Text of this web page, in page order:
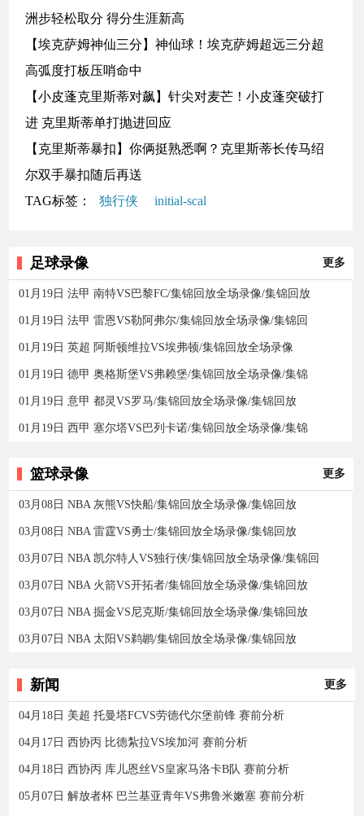
洲步轻松取分 得分生涯新高
【埃克萨姆神仙三分】神仙球！埃克萨姆超远三分超
高弧度打板压哨命中
【小皮蓬克里斯蒂对飙】针尖对麦芒！小皮蓬突破打
进 克里斯蒂单打抛进回应
【克里斯蒂暴扣】你俩挺熟悉啊？克里斯蒂长传马绍
尔双手暴扣随后再送
TAG标签：
独行侠 initial-scal
足球录像 更多
01月19日 法甲 南特VS巴黎FC/集锦回放全场录像/集锦回放
01月19日 法甲 雷恩VS勒阿弗尔/集锦回放全场录像/集锦回
01月19日 英超 阿斯顿维拉VS埃弗顿/集锦回放全场录像
01月19日 德甲 奥格斯堡VS弗赖堡/集锦回放全场录像/集锦
01月19日 意甲 都灵VS罗马/集锦回放全场录像/集锦回放
01月19日 西甲 塞尔塔VS巴列卡诺/集锦回放全场录像/集锦
篮球录像 更多
03月08日 NBA 灰熊VS快船/集锦回放全场录像/集锦回放
03月08日 NBA 雷霆VS勇士/集锦回放全场录像/集锦回放
03月07日 NBA 凯尔特人VS独行侠/集锦回放全场录像/集锦回
03月07日 NBA 火箭VS开拓者/集锦回放全场录像/集锦回放
03月07日 NBA 掘金VS尼克斯/集锦回放全场录像/集锦回放
03月07日 NBA 太阳VS鹈鹕/集锦回放全场录像/集锦回放
新闻 更多
04月18日 美超 托曼塔FCVS劳德代尔堡前锋 赛前分析
04月17日 西协丙 比德紮拉VS埃加河 赛前分析
04月18日 西协丙 库儿恩丝VS皇家马洛卡B队 赛前分析
05月07日 解放者杯 巴兰基亚青年VS弗鲁米嫩塞 赛前分析